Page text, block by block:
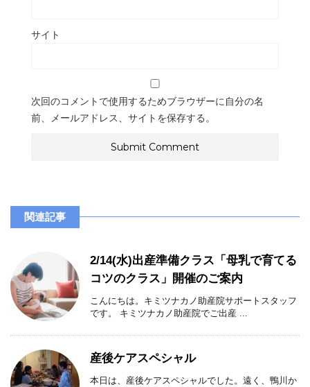
サイト
次回のコメントで使用するためブラウザーに自分の名
前、メールアドレス、サイトを保存する。
関連記事
2/14(水)出産準備クラス「母乳で育てる
コツのクラス」開催のご案内
こんにちは。キミツナカノ助産院サポートスタッフ
です。 キミツナカノ助産院でご出産 ...
産後ケアスペシャル
本日は、産後ケアスペシャルでした。遠く、鴨川か